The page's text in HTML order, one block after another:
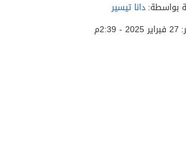
بواسطة:دانا تيسير
27 فبراير 2025 - 2:39م